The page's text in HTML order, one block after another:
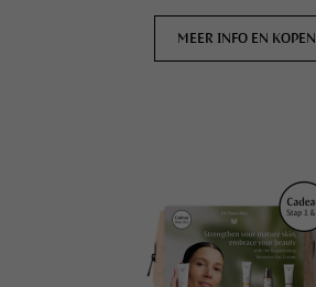
MEER INFO EN KOPEN